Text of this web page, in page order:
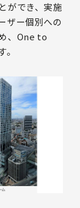
ができ、実施
ザー個別への
、One to